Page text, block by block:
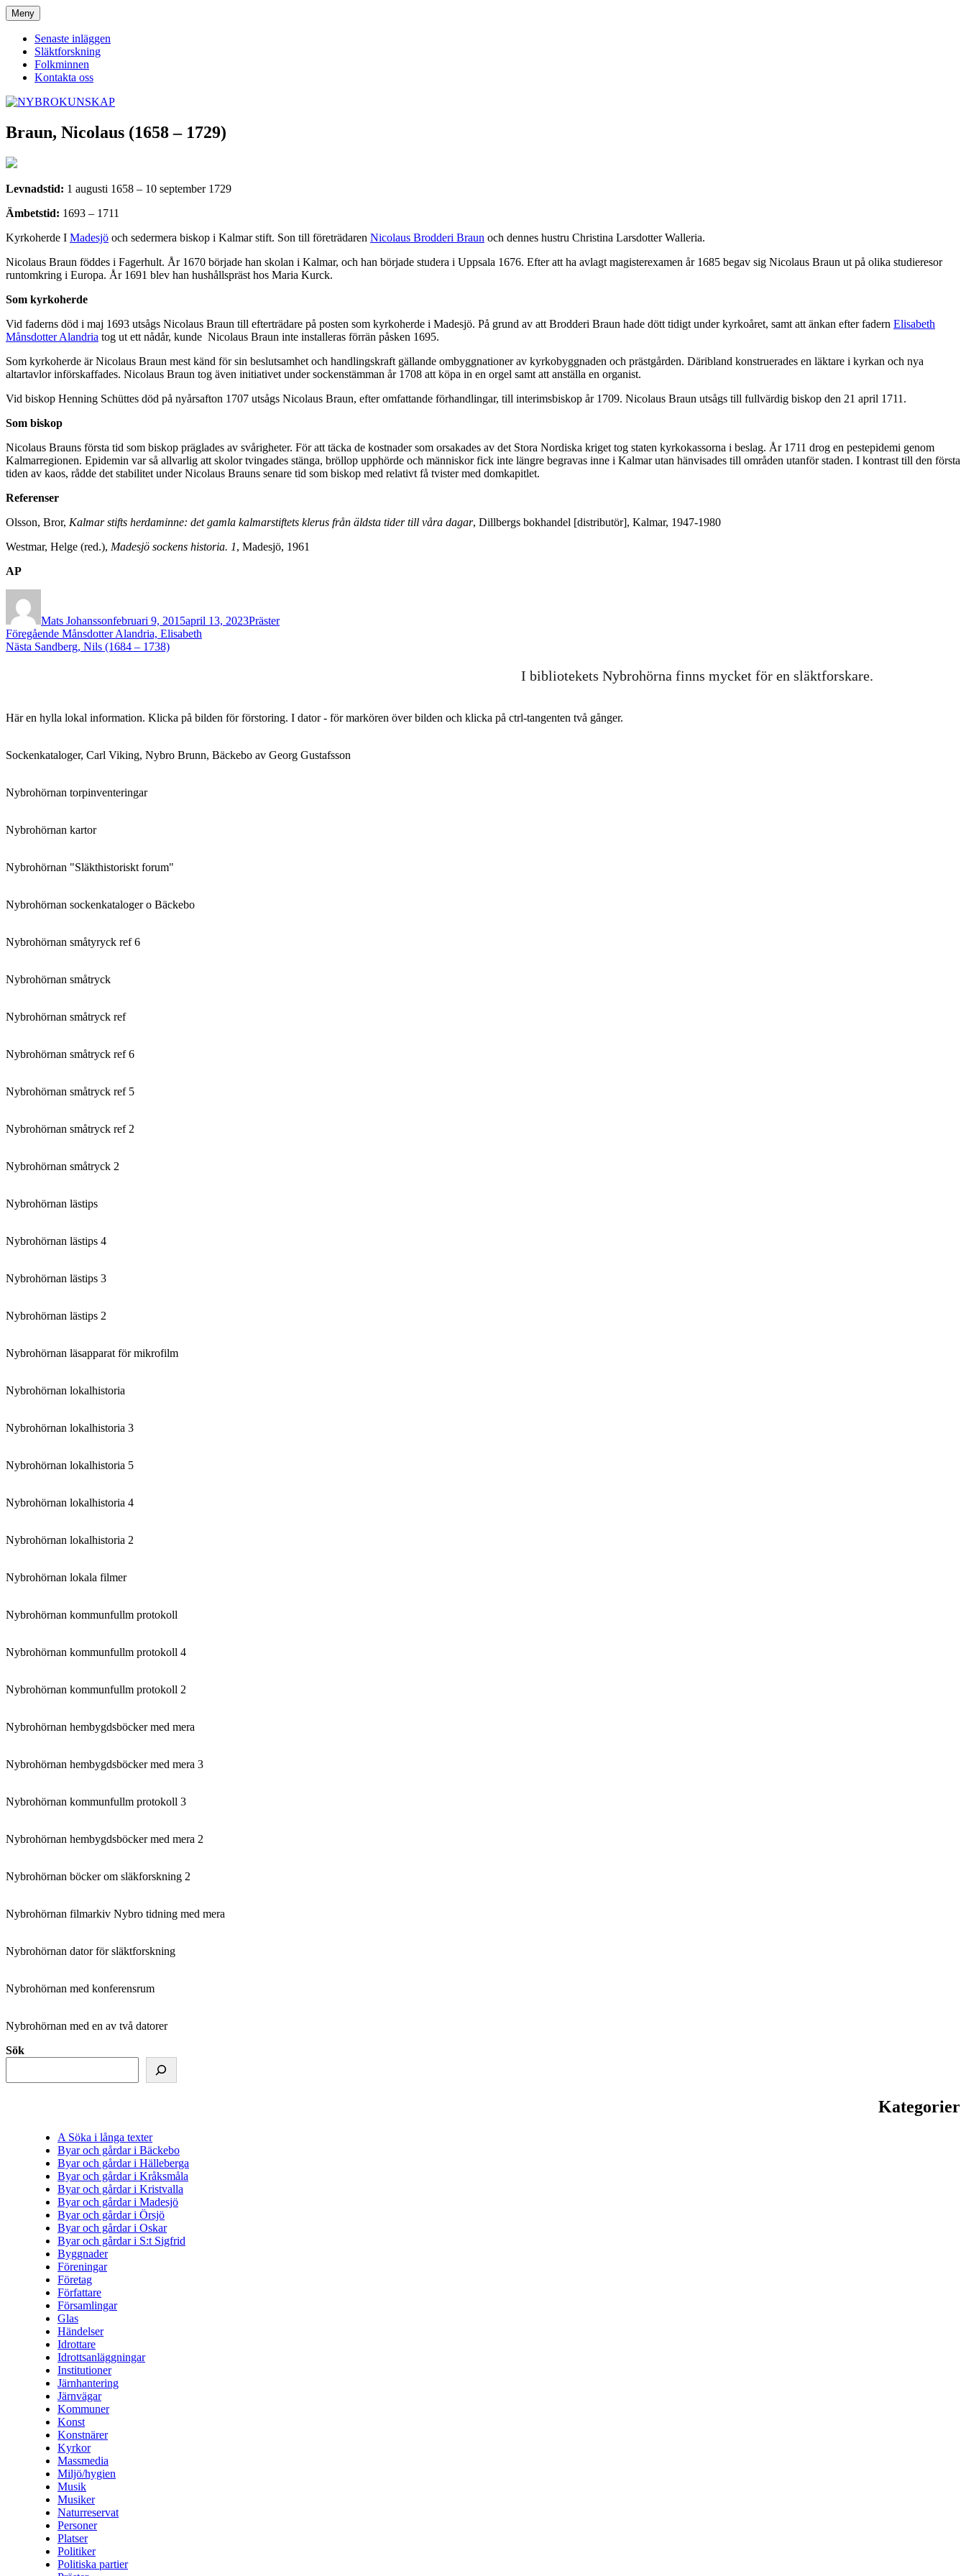
Hoppa
till
innehåll
NYBROKUNSKAP
Meny
Senaste inläggen
Släktforskning
Folkminnen
Kontakta oss
Braun, Nicolaus (1658 – 1729)
Levnadstid: 1 augusti 1658 – 10 september 1729
Ämbetstid: 1693 – 1711
Kyrkoherde I Madesjö och sedermera biskop i Kalmar stift. Son till företrädaren Nicolaus Brodderi Braun och dennes hustru Christina Larsdotter Walleria.
Nicolaus Braun föddes i Fagerhult. År 1670 började han skolan i Kalmar, och han började studera i Uppsala 1676. Efter att ha avlagt magisterexamen år 1685 begav sig Nicolaus Braun ut på olika studieresor
runtomkring i Europa. År 1691 blev han hushållspräst hos Maria Kurck.
Som kyrkoherde
Vid faderns död i maj 1693 utsågs Nicolaus Braun till efterträdare på posten som kyrkoherde i Madesjö. På grund av att Brodderi Braun hade dött tidigt under kyrkoåret, samt att änkan efter fadern Elisabeth
Månsdotter Alandria tog ut ett nådår, kunde Nicolaus Braun inte installeras förrän påsken 1695.
Som kyrkoherde är Nicolaus Braun mest känd för sin beslutsamhet och handlingskraft gällande ombyggnationer av kyrkobyggnaden och prästgården. Däribland konstruerades en läktare i kyrkan och nya
altartavlor införskaffades. Nicolaus Braun tog även initiativet under sockenstämman år 1708 att köpa in en orgel samt att anställa en organist.
Vid biskop Henning Schüttes död på nyårsafton 1707 utsågs Nicolaus Braun, efter omfattande förhandlingar, till interimsbiskop år 1709. Nicolaus Braun utsågs till fullvärdig biskop den 21 april 1711.
Som biskop
Nicolaus Brauns första tid som biskop präglades av svårigheter. För att täcka de kostnader som orsakades av det Stora Nordiska kriget tog staten kyrkokassorna i beslag. År 1711 drog en pestepidemi genom
Kalmarregionen. Epidemin var så allvarlig att skolor tvingades stänga, bröllop upphörde och människor fick inte längre begravas inne i Kalmar utan hänvisades till områden utanför staden. I kontrast till den första
tiden av kaos, rådde det stabilitet under Nicolaus Brauns senare tid som biskop med relativt få tvister med domkapitlet.
Referenser
Olsson, Bror, Kalmar stifts herdaminne: det gamla kalmarstiftets klerus från äldsta tider till våra dagar, Dillbergs bokhandel [distributör], Kalmar, 1947-1980
Westmar, Helge (red.), Madesjö sockens historia. 1, Madesjö, 1961
AP
Mats Johanssonfebruari 9, 2015april 13, 2023Präster
Inläggsnavigering
Föregående Föregående
inlägg:
Månsdotter Alandria, Elisabeth
Nästa Nästa
Sandberg, Nils (1684 – 1738)
I bibliotekets Nybrohörna finns mycket för en släktforskare.
Här en hylla lokal information. Klicka på bilden för förstoring. I dator - för markören över bilden och klicka på ctrl-tangenten två gånger.
Sockenkataloger, Carl Viking, Nybro Brunn, Bäckebo av Georg Gustafsson
Nybrohörnan torpinventeringar
Nybrohörnan kartor
Nybrohörnan "Släkthistoriskt forum"
Nybrohörnan sockenkataloger o Bäckebo
Nybrohörnan småtyryck ref 6
Nybrohörnan småtryck
Nybrohörnan småtryck ref
Nybrohörnan småtryck ref 6
Nybrohörnan småtryck ref 5
Nybrohörnan småtryck ref 2
Nybrohörnan småtryck 2
Nybrohörnan lästips
Nybrohörnan lästips 4
Nybrohörnan lästips 3
Nybrohörnan lästips 2
Nybrohörnan läsapparat för mikrofilm
Nybrohörnan lokalhistoria
Nybrohörnan lokalhistoria 3
Nybrohörnan lokalhistoria 5
Nybrohörnan lokalhistoria 4
Nybrohörnan lokalhistoria 2
Nybrohörnan lokala filmer
Nybrohörnan kommunfullm protokoll
Nybrohörnan kommunfullm protokoll 4
Nybrohörnan kommunfullm protokoll 2
Nybrohörnan hembygdsböcker med mera
Nybrohörnan hembygdsböcker med mera 3
Nybrohörnan kommunfullm protokoll 3
Nybrohörnan hembygdsböcker med mera 2
Nybrohörnan böcker om släkforskning 2
Nybrohörnan filmarkiv Nybro tidning med mera
Nybrohörnan dator för släktforskning
Nybrohörnan med konferensrum
Nybrohörnan med en av två datorer
Sök
Kategorier
A Söka i långa texter
Byar och gårdar i Bäckebo
Byar och gårdar i Hälleberga
Byar och gårdar i Kråksmåla
Byar och gårdar i Kristvalla
Byar och gårdar i Madesjö
Byar och gårdar i Örsjö
Byar och gårdar i Oskar
Byar och gårdar i S:t Sigfrid
Byggnader
Föreningar
Företag
Författare
Församlingar
Glas
Händelser
Idrottare
Idrottsanläggningar
Institutioner
Järnhantering
Järnvägar
Kommuner
Konst
Konstnärer
Kyrkor
Massmedia
Miljö/hygien
Musik
Musiker
Naturreservat
Personer
Platser
Politiker
Politiska partier